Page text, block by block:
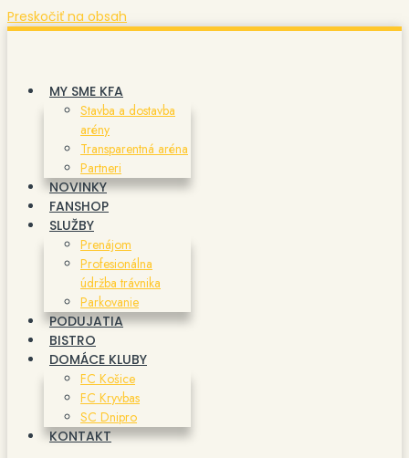
Preskočiť na obsah
MY SME KFA
Stavba a dostavba
arény
Transparentná aréna
Partneri
NOVINKY
FANSHOP
SLUŽBY
Prenájom
Profesionálna
údržba trávnika
Parkovanie
PODUJATIA
BISTRO
DOMÁCE KLUBY
FC Košice
FC Kryvbas
SC Dnipro
KONTAKT